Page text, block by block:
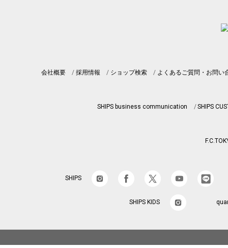
会社概要 採用情報 ショップ検索 よくあるご質問・お問い
SHIPS business communication SHIPS
SHIPS
SHIPS KIDS